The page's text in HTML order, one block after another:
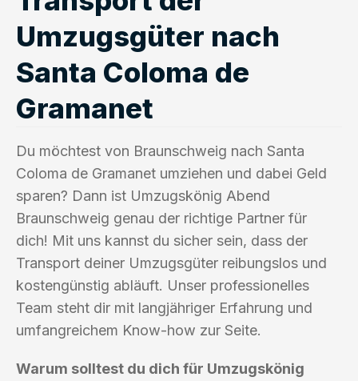
Umzugsgüter nach
Santa Coloma de
Gramanet
Du möchtest von Braunschweig nach Santa
Coloma de Gramanet umziehen und dabei Geld
sparen? Dann ist Umzugskönig Abend
Braunschweig genau der richtige Partner für
dich! Mit uns kannst du sicher sein, dass der
Transport deiner Umzugsgüter reibungslos und
kostengünstig abläuft. Unser professionelles
Team steht dir mit langjähriger Erfahrung und
umfangreichem Know-how zur Seite.
Warum solltest du dich für Umzugskönig